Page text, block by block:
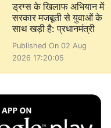
ड्रग्स के खिलाफ अभियान में
सरकार मजबूती से युवाओं के
साथ खड़ी है: प्रधानमंत्री
Published On 02 Aug
2026 17:20:05